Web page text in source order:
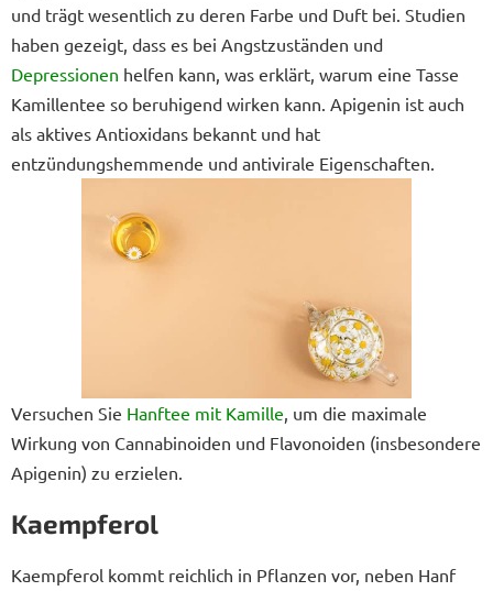
und trägt wesentlich zu deren Farbe und Duft bei. Studien
haben gezeigt, dass es bei Angstzuständen und
Depressionen helfen kann, was erklärt, warum eine Tasse
Kamillentee so beruhigend wirken kann. Apigenin ist auch
als aktives Antioxidans bekannt und hat
entzündungshemmende und antivirale Eigenschaften.
Versuchen Sie Hanftee mit Kamille, um die maximale
Wirkung von Cannabinoiden und Flavonoiden (insbesondere
Apigenin) zu erzielen.
Kaempferol
Kaempferol kommt reichlich in Pflanzen vor, neben Hanf